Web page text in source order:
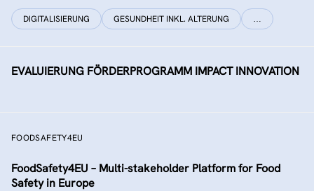
DIGITALISIERUNG GESUNDHEIT INKL. ALTERUNG …
EVALUIERUNG FÖRDERPROGRAMM IMPACT INNOVATION
FOODSAFETY4EU
FoodSafety4EU – Multi-stakeholder Platform for Food
Safety in Europe